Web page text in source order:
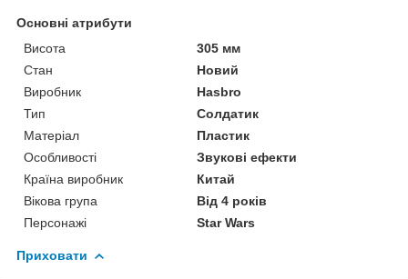
Основні атрибути
Висота
305 мм
Стан
Новий
Виробник
Hasbro
Тип
Солдатик
Матеріал
Пластик
Особливості
Звукові ефекти
Країна виробник
Китай
Вікова група
Від 4 років
Персонажі
Star Wars
Приховати